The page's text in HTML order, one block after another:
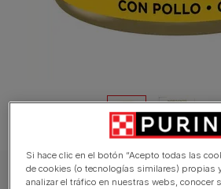
GOURMET Gato Comida húmeda
Si hace clic en el botón “Acepto todas las
de cookies (o tecnologías similares) propias
analizar el tráfico en nuestras webs, conocer